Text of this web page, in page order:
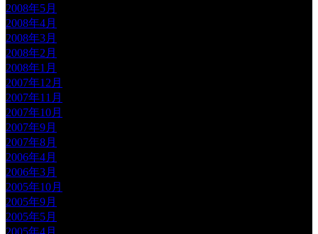
2008年5月
2008年4月
2008年3月
2008年2月
2008年1月
2007年12月
2007年11月
2007年10月
2007年9月
2007年8月
2006年4月
2006年3月
2005年10月
2005年9月
2005年5月
2005年4月